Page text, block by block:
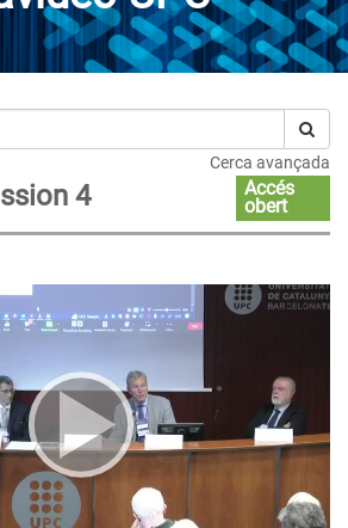
Cerca avançada
4
Accés
obert